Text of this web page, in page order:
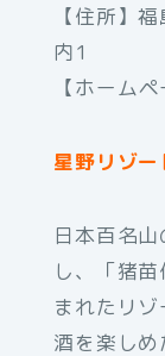
【住所】
内1
【ホーム
星野リゾ
日本百名
し、「猪
まれたリ
酒を楽し